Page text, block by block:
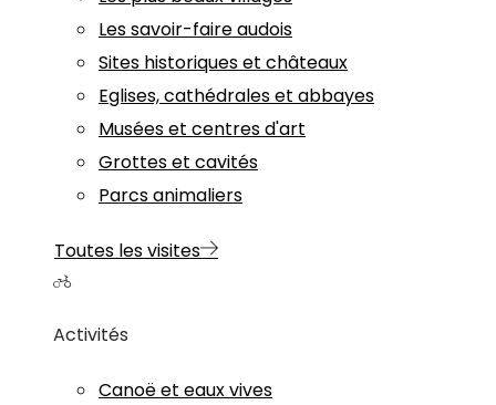
Les savoir-faire audois
Sites historiques et châteaux
Eglises, cathédrales et abbayes
Musées et centres d'art
Grottes et cavités
Parcs animaliers
Toutes les visites
Activités
Canoë et eaux vives